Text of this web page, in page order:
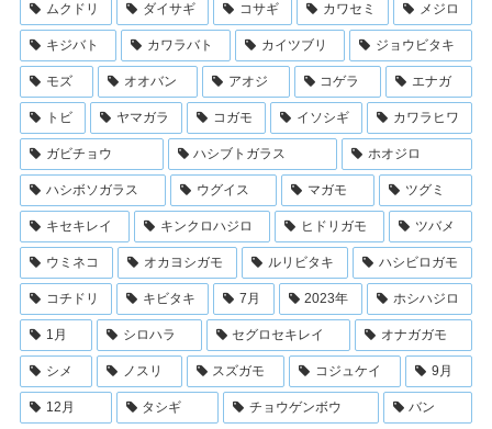
ムクドリ ダイサギ コサギ カワセミ メジロ
キジバト カワラバト カイツブリ ジョウビタキ
モズ オオバン アオジ コゲラ エナガ
トビ ヤマガラ コガモ イソシギ カワラヒワ
ガビチョウ ハシブトガラス ホオジロ
ハシボソガラス ウグイス マガモ ツグミ
キセキレイ キンクロハジロ ヒドリガモ ツバメ
ウミネコ オカヨシガモ ルリビタキ ハシビロガモ
コチドリ キビタキ 7月 2023年 ホシハジロ
1月 シロハラ セグロセキレイ オナガガモ
シメ ノスリ スズガモ コジュケイ 9月
12月 タシギ チョウゲンボウ バン